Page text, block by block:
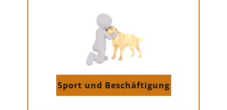
Sport und Beschäftigung